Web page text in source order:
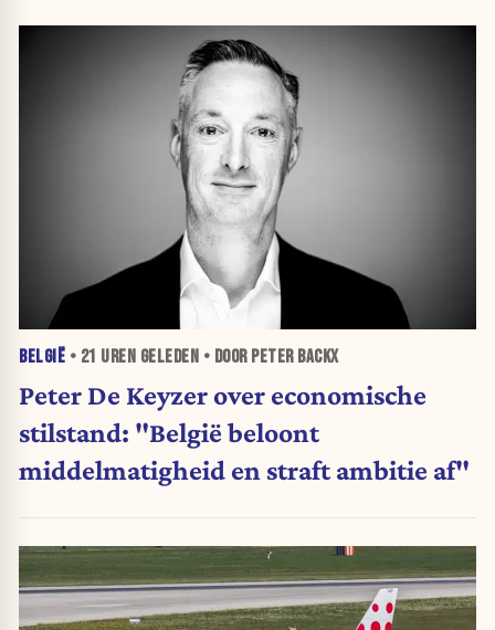
BELGIË • 21 UREN GELEDEN • DOOR PETER BACKX
Peter De Keyzer over economische
stilstand: "België beloont
middelmatigheid en straft ambitie af"